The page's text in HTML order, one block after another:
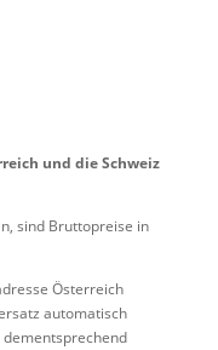
und die Schweiz
sind Bruttopreise in
Österreich
automatisch